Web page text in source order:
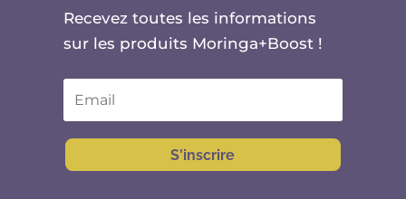
Recevez toutes les informations
sur les produits Moringa+Boost !
S'inscrire